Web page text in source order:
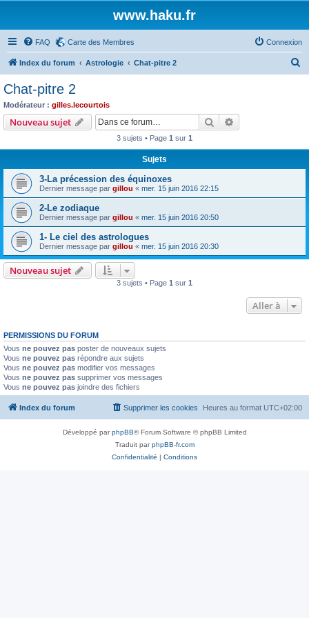
www.haku.fr
FAQ Carte des Membres Connexion
Index du forum Astrologie Chat-pitre 2
Chat-pitre 2
Modérateur : gilles.lecourtois
Nouveau sujet Rechercher
3 sujets • Page 1 sur 1
Sujets
3-La précession des équinoxes
Dernier message par gillou « mer. 15 juin 2016 22:15
2-Le zodiaque
Dernier message par gillou « mer. 15 juin 2016 20:50
1- Le ciel des astrologues
Dernier message par gillou « mer. 15 juin 2016 20:30
Nouveau sujet
3 sujets • Page 1 sur 1
Aller à
PERMISSIONS DU FORUM
Vous ne pouvez pas poster de nouveaux sujets
Vous ne pouvez pas répondre aux sujets
Vous ne pouvez pas modifier vos messages
Vous ne pouvez pas supprimer vos messages
Vous ne pouvez pas joindre des fichiers
Index du forum Heures au format UTC+02:00
Supprimer les cookies
Développé parphpBB® Forum Software © phpBB Limited
Traduit parphpBB-fr.com
Confidentialité | Conditions